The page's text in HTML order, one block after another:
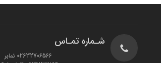
شـماره تمـاس
02632706566 نمابر